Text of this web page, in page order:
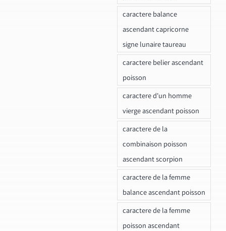
caractere balance
ascendant capricorne
signe lunaire taureau
caractere belier ascendant
poisson
caractere d'un homme
vierge ascendant poisson
caractere de la
combinaison poisson
ascendant scorpion
caractere de la femme
balance ascendant poisson
caractere de la femme
poisson ascendant